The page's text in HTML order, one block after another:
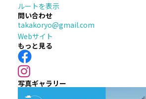
ルートを表示
問い合わせ
takakoryo@gmail.com
Webサイト
もっと見る
写真ギャラリー